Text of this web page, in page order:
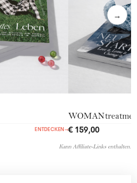
→
ENTDECKEN →€ 159,00
Kann Affiliate-Links enthalten.